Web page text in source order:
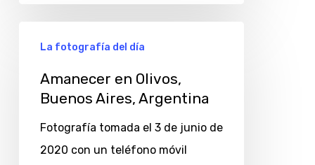
Olivos,
Buenos
Aires,
Argentina
La fotografía del día
Amanecer en Olivos,
Buenos Aires, Argentina
Fotografía tomada el 3 de junio de
2020 con un teléfono móvil